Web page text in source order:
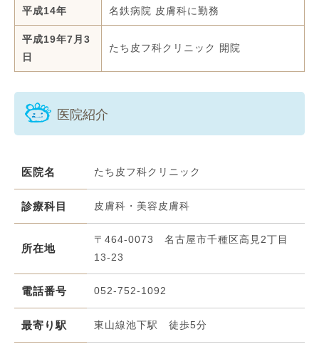
平成14年 名鉄病院 皮膚科に勤務
平成19年7月3
日
たち皮フ科クリニック 開院
医院紹介
医院名 たち皮フ科クリニック
診療科目 皮膚科・美容皮膚科
所在地
〒464-0073 名古屋市千種区高見2丁目
13-23
電話番号 052-752-1092
最寄り駅 東山線池下駅 徒歩5分